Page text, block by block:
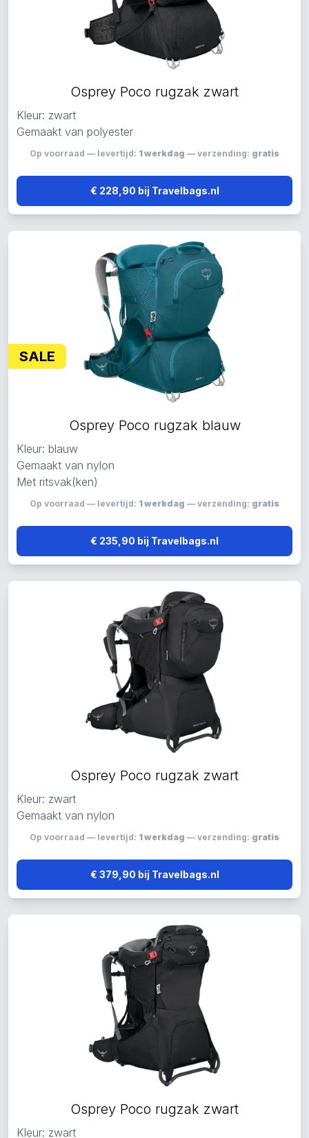
Osprey Poco rugzak zwart
Kleur: zwart
Gemaakt van polyester
Op voorraad — levertijd: 1 werkdag — verzending: gratis
€ 228,90 bij Travelbags.nl
SALE
Osprey Poco rugzak blauw
Kleur: blauw
Gemaakt van nylon
Met ritsvak(ken)
Op voorraad — levertijd: 1 werkdag — verzending: gratis
€ 235,90 bij Travelbags.nl
Osprey Poco rugzak zwart
Kleur: zwart
Gemaakt van nylon
Op voorraad — levertijd: 1 werkdag — verzending: gratis
€ 379,90 bij Travelbags.nl
Osprey Poco rugzak zwart
Kleur: zwart